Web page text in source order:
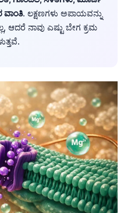
ವಾಂತಿ. ಲಕ್ಷಣಗಳು ಅಪಾಯವನ್ನು
ಆದರೆ ನಾವು ಎಷ್ಟು ಬೇಗ ಕ್ರಮ